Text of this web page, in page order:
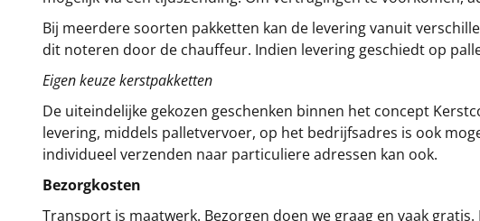
Bij meerdere soorten pakketten kan de levering vanuit
dit noteren door de chauffeur. Indien levering geschiedt op
Eigen keuze kerstpakketten
De uiteindelijke gekozen geschenken binnen het concept
levering, middels palletvervoer, op het bedrijfsadres is ook
individueel verzenden naar particuliere adressen kan ook.
Bezorgkosten
Transport is maatwerk. Bezorgen doen we graag en vaak